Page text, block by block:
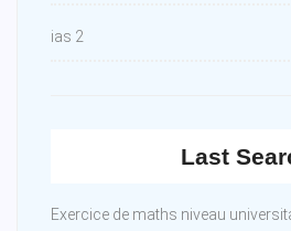
ias 2
Last
Exercice de maths niveau